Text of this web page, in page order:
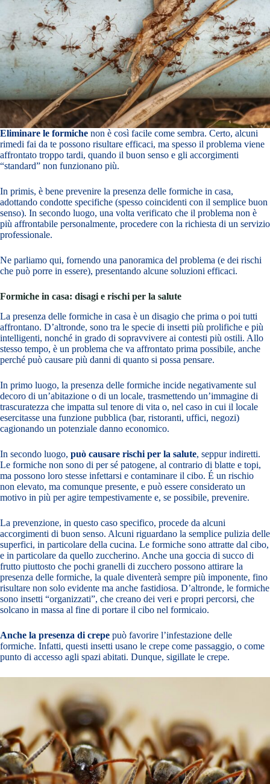
Eliminare le formiche non è così facile come sembra. Certo, alcuni
rimedi fai da te possono risultare efficaci, ma spesso il problema viene
affrontato troppo tardi, quando il buon senso e gli accorgimenti
“standard” non funzionano più.
In primis, è bene prevenire la presenza delle formiche in casa,
adottando condotte specifiche (spesso coincidenti con il semplice buon
senso). In secondo luogo, una volta verificato che il problema non è
più affrontabile personalmente, procedere con la richiesta di un servizio
professionale.
Ne parliamo qui, fornendo una panoramica del problema (e dei rischi
che può porre in essere), presentando alcune soluzioni efficaci.
Formiche in casa: disagi e rischi per la salute
La presenza delle formiche in casa è un disagio che prima o poi tutti
affrontano. D’altronde, sono tra le specie di insetti più prolifiche e più
intelligenti, nonché in grado di sopravvivere ai contesti più ostili. Allo
stesso tempo, è un problema che va affrontato prima possibile, anche
perché può causare più danni di quanto si possa pensare.
In primo luogo, la presenza delle formiche incide negativamente sul
decoro di un’abitazione o di un locale, trasmettendo un’immagine di
trascuratezza che impatta sul tenore di vita o, nel caso in cui il locale
esercitasse una funzione pubblica (bar, ristoranti, uffici, negozi)
cagionando un potenziale danno economico.
In secondo luogo, può causare rischi per la salute, seppur indiretti.
Le formiche non sono di per sé patogene, al contrario di blatte e topi,
ma possono loro stesse infettarsi e contaminare il cibo. É un rischio
non elevato, ma comunque presente, e può essere considerato un
motivo in più per agire tempestivamente e, se possibile, prevenire.
La prevenzione, in questo caso specifico, procede da alcuni
accorgimenti di buon senso. Alcuni riguardano la semplice pulizia delle
superfici, in particolare della cucina. Le formiche sono attratte dal cibo,
e in particolare da quello zuccherino. Anche una goccia di succo di
frutto piuttosto che pochi granelli di zucchero possono attirare la
presenza delle formiche, la quale diventerà sempre più imponente, fino
risultare non solo evidente ma anche fastidiosa. D’altronde, le formiche
sono insetti “organizzati”, che creano dei veri e propri percorsi, che
solcano in massa al fine di portare il cibo nel formicaio.
Anche la presenza di crepe può favorire l’infestazione delle
formiche. Infatti, questi insetti usano le crepe come passaggio, o come
punto di accesso agli spazi abitati. Dunque, sigillate le crepe.